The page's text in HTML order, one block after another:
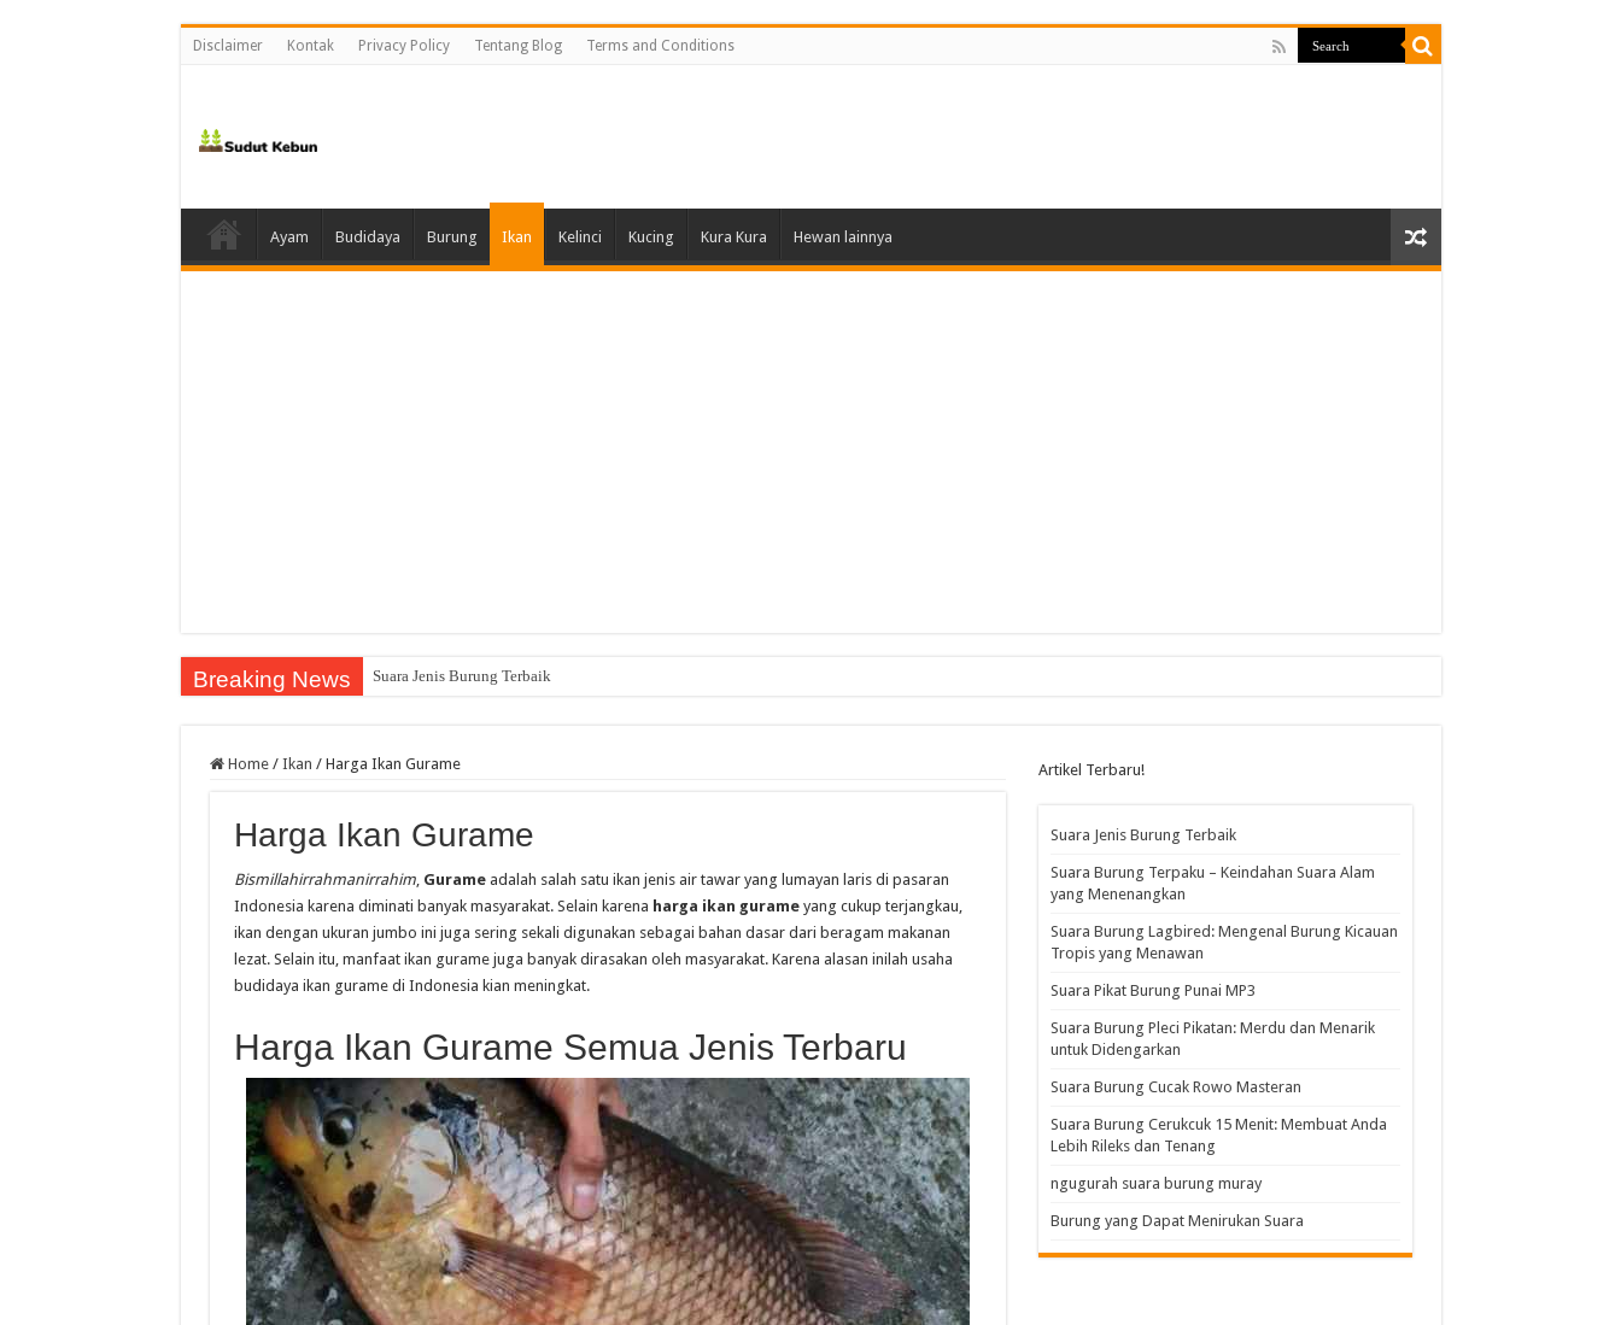
Disclaimer Kontak Privacy Policy Tentang Blog Terms and Conditions
Ayam Budidaya Burung Ikan Kelinci Kucing Kura Kura Hewan lainnya
Breaking News Suara Jenis Burung Terbaik
Home / Ikan / Harga Ikan Gurame
Harga Ikan Gurame
Bismillahirrahmanirrahim, Gurameadalah salah satu ikan jenis air tawar yang lumayan laris di pasaran
Indonesia karena diminati banyak masyarakat. Selain karena harga ikan gurameyang cukup terjangkau,
ikan dengan ukuran jumbo ini juga sering sekali digunakan sebagai bahan dasar dari beragam makanan
lezat. Selain itu, manfaat ikan gurame juga banyak dirasakan oleh masyarakat. Karena alasan inilah usaha
budidaya ikan gurame di Indonesia kian meningkat.
Harga Ikan Gurame Semua Jenis Terbaru
Artikel Terbaru!
Suara Jenis Burung Terbaik
Suara Burung Terpaku – Keindahan Suara Alam
yang Menenangkan
Suara Burung Lagbired: Mengenal Burung Kicauan
Tropis yang Menawan
Suara Pikat Burung Punai MP3
Suara Burung Pleci Pikatan: Merdu dan Menarik
untuk Didengarkan
Suara Burung Cucak Rowo Masteran
Suara Burung Cerukcuk 15 Menit: Membuat Anda
Lebih Rileks dan Tenang
ngugurah suara burung muray
Burung yang Dapat Menirukan Suara